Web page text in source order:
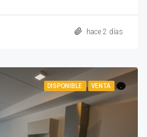
hace 2 días
DISPONIBLE VENTA .